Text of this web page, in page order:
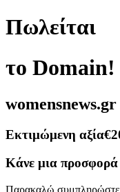
Πωλείται
το Domain!
womensnews.gr
Εκτιμώμενη αξία
Κάνε μια προσφορά
Παρακαλώ